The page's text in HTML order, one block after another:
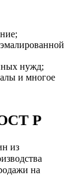
нужд;
и многое
Р
из
на